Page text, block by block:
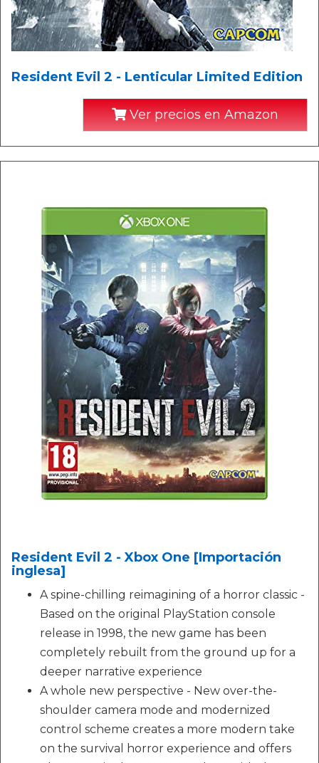
Resident Evil 2 - Lenticular Limited Edition
Ver precios en Amazon
Resident Evil 2 - Xbox One [Importación
inglesa]
A spine-chilling reimagining of a horror classic -
Based on the original PlayStation console
release in 1998, the new game has been
completely rebuilt from the ground up for a
deeper narrative experience
A whole new perspective - New over-the-
shoulder camera mode and modernized
control scheme creates a more modern take
on the survival horror experience and offers